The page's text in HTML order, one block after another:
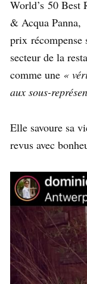
World’s 50 Best
& Acqua Panna,
prix
secteur de la
comme une «
aux sous-
Elle savoure sa
revus avec